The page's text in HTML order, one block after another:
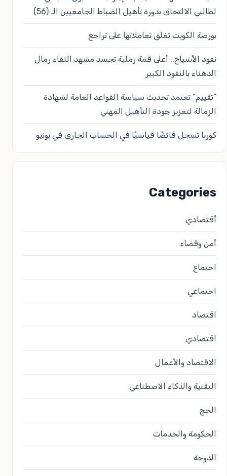
لطالبي الالتحاق بدورة تأهيل الضباط الجامعيين الـ (56)
بورصة الكويت تغلق تعاملاتها على تراجع
نفود الأشياخ.. أعلى قمة رملية تجسد مشهد التقاء رمال
الدهناء بالنفود الكبير
“تقييم” تعتمد تحديث سياسة القواعد العامة لشهادة
الزمالة لتعزيز جودة التأهيل المهني
كوريا تسجل فائضًا قياسيًا في الحساب الجاري في يونيو
Categories
أقتصادي
أمن وقضاء
اجتماع
اجتماعي
اقتصاد
اقتصادي
الاقتصاد والأعمال
التقنية والذكاء الاصطناعي
الحج
الحكومة والخدمات
الدوحة